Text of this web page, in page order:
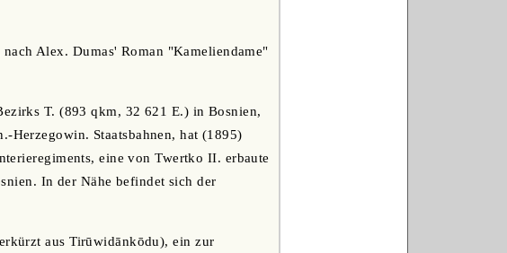
Alex. Dumas' Roman "Kameliendame"
T. (893 qkm, 32 621 E.) in Bosnien,
Herzegowin. Staatsbahnen, hat (1895)
eine von Twertko II. erbaute
In der Nähe befindet sich der
aus Tirūwidānkōdu), ein zur